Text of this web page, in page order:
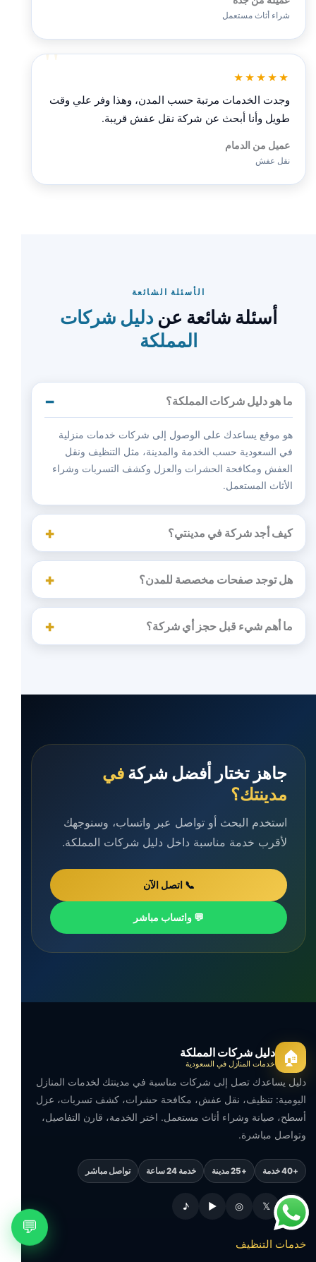
💬
شراء أثاث مستعمل
★★★★★
وجدت الخدمات مرتبة حسب المدن، وهذا وفر علي وقت
طويل وأنا أبحث عن شركة نقل عفش قريبة.
عميل من الدمام
نقل عفش
الأسئلة الشائعة
أسئلة شائعة عن دليل شركات
المملكة
ما هو دليل شركات المملكة؟
هو موقع يساعدك على الوصول إلى شركات خدمات منزلية
في السعودية حسب الخدمة والمدينة، مثل التنظيف ونقل
العفش ومكافحة الحشرات والعزل وكشف التسربات وشراء
الأثاث المستعمل.
كيف أجد شركة في مدينتي؟
هل توجد صفحات مخصصة للمدن؟
ما أهم شيء قبل حجز أي شركة؟
جاهز تختار أفضل شركة في
مدينتك؟
استخدم البحث أو تواصل عبر واتساب، وسنوجهك
لأقرب خدمة مناسبة داخل دليل شركات المملكة.
📞 اتصل الآن
💬 واتساب مباشر
🏠 دليل شركات المملكة
خدمات المنازل في السعودية
دليل يساعدك تصل إلى شركات مناسبة في مدينتك لخدمات المنازل
اليومية: تنظيف، نقل عفش، مكافحة حشرات، كشف تسربات، عزل
أسطح، صيانة وشراء أثاث مستعمل. اختر الخدمة، قارن التفاصيل،
وتواصل مباشرة.
+40 خدمة +25 مدينة خدمة 24 ساعة تواصل مباشر
𝕏
◎
▶
♪
خدمات التنظيف